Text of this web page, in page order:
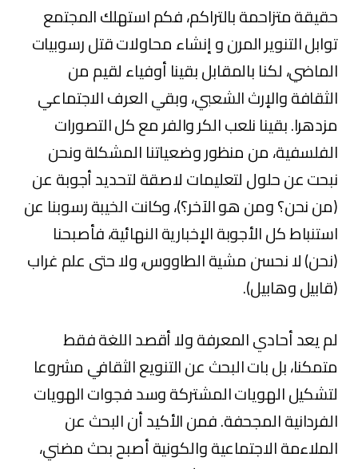
حقيقة متزاحمة بالتراكم، فكم استهلك المجتمع
توابل التنوير المرن و إنشاء محاولات قتل رسوبيات
الماضي، لكنا بالمقابل بقينا أوفياء لقيم من
الثقافة والإرث الشعبي، وبقي العرف الاجتماعي
مزدهرا. بقينا نلعب الكر والفر مع كل التصورات
الفلسفية، من منظور وضعياتنا المشكلة ونحن
نبحت عن حلول لتعليمات لاصقة لتحديد أجوبة عن
(من نحن؟ ومن هو الآخر؟)، وكانت الخيبة رسوبنا عن
استنباط كل الأجوبة الإخبارية النهائية، فأصبحنا
(نحن) لا نحسن مشية الطاووس، ولا حتى علم غراب
(قابيل وهابيل).
لم يعد أحادي المعرفة ولا أقصد اللغة فقط
متمكنا، بل بات البحث عن التنويع الثقافي مشروعا
لتشكيل الهويات المشتركة وسد فجوات الهويات
الفردانية المجحفة. فمن الأكيد أن البحث عن
الملاءمة الاجتماعية والكونية أصبح بحث مضني،